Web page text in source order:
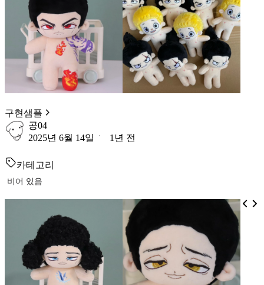
구현샘플
공04
2025년 6월 14일
1년 전
카테고리
비어 있음